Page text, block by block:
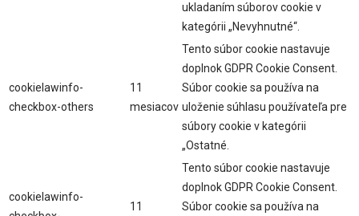
ukladaním súborov cookie v
kategórii „Nevyhnutné“.
cookielawinfo-
checkbox-others
11
mesiacov
Tento súbor cookie nastavuje
doplnok GDPR Cookie Consent.
Súbor cookie sa používa na
uloženie súhlasu používateľa pre
súbory cookie v kategórii
„Ostatné.
cookielawinfo-
11
Tento súbor cookie nastavuje
doplnok GDPR Cookie Consent.
Súbor cookie sa používa na